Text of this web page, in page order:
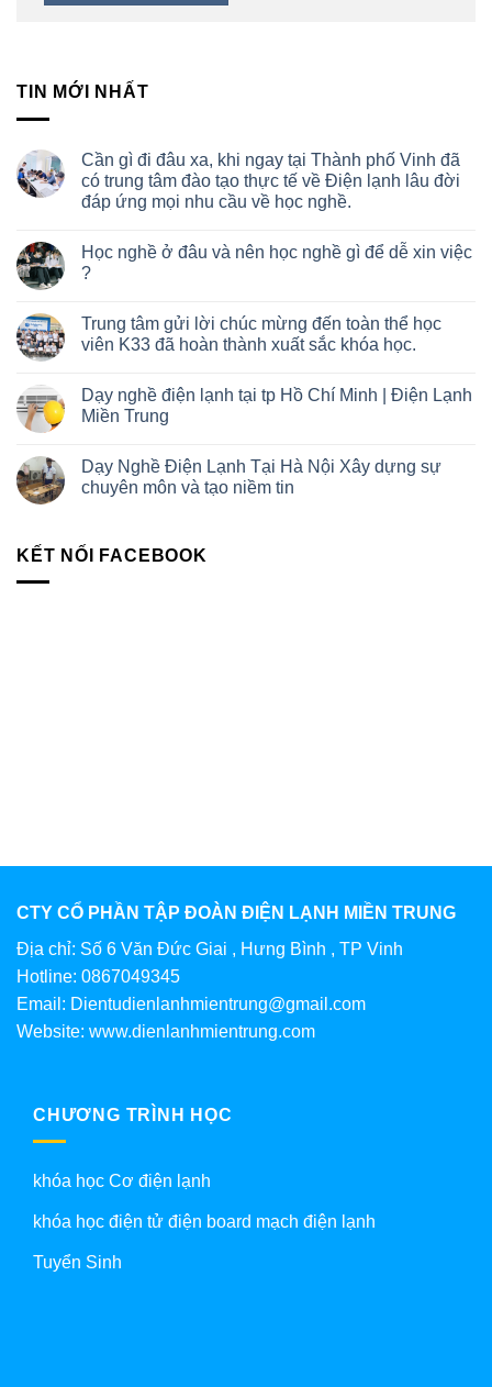
TIN MỚI NHẤT
Cần gì đi đâu xa, khi ngay tại Thành phố Vinh đã
có trung tâm đào tạo thực tế về Điện lạnh lâu đời
đáp ứng mọi nhu cầu về học nghề.
Học nghề ở đâu và nên học nghề gì để dễ xin việc
?
Trung tâm gửi lời chúc mừng đến toàn thể học
viên K33 đã hoàn thành xuất sắc khóa học.
Dạy nghề điện lạnh tại tp Hồ Chí Minh | Điện Lạnh
Miền Trung
Dạy Nghề Điện Lạnh Tại Hà Nội Xây dựng sự
chuyên môn và tạo niềm tin
KẾT NỐI FACEBOOK
CTY CỔ PHẦN TẬP ĐOÀN ĐIỆN LẠNH MIỀN TRUNG
Địa chỉ: Số 6 Văn Đức Giai , Hưng Bình , TP Vinh
Hotline: 0867049345
Email: Dientudienlanhmientrung@gmail.com
Website: www.dienlanhmientrung.com
CHƯƠNG TRÌNH HỌC
khóa học Cơ điện lạnh
khóa học điện tử điện board mạch điện lạnh
Tuyển Sinh